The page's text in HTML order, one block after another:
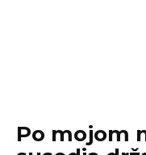
Po mojom